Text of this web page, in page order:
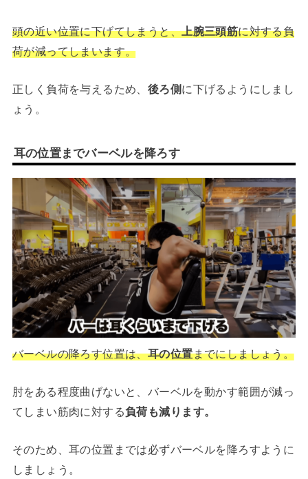
頭の近い位置に下げてしまうと、上腕三頭筋に対する負
荷が減ってしまいます。
正しく負荷を与えるため、 後ろ側 に下げるようにしまし
ょう。
耳の位置までバーベルを降ろす
バーベルの降ろす位置は、耳の位置までにしましょう。
肘をある程度曲げないと、バーベルを動かす範囲が減っ
てしまい筋肉に対する負荷も減ります。
そのため、耳の位置までは必ずバーベルを降ろすように
しましょう。